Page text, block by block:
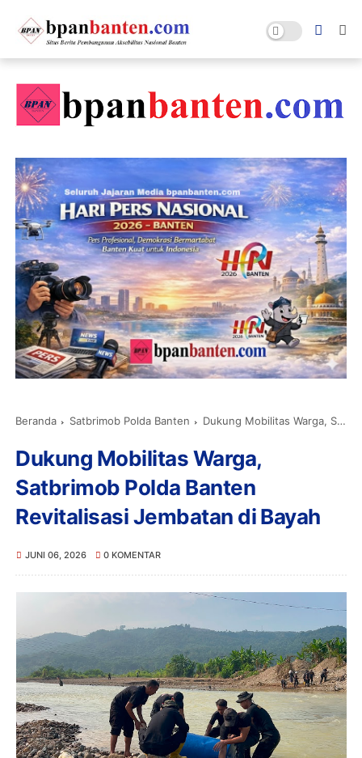
Beranda Satbrimob Polda Banten Dukung Mobilitas Warga, Satbrimob Polda Banten Revitalisasi Jembatan di Bayah
Dukung Mobilitas Warga,
Satbrimob Polda Banten
Revitalisasi Jembatan di Bayah
JUNI 06, 2026 0 KOMENTAR